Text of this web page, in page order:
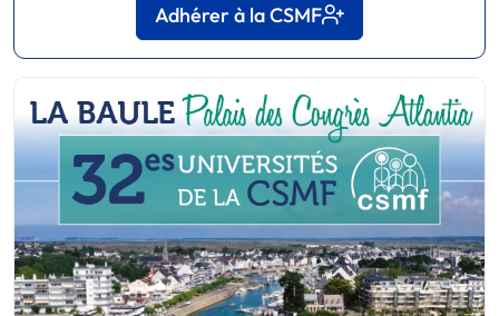
Adhérer à la CSMF